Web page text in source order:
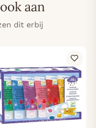
aan
dit erbij